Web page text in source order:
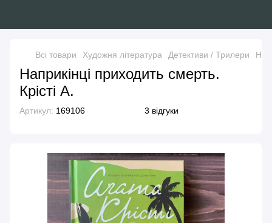
Всі товари Художня література Детективи / Трилери
Наприкінці приходить смерть.
Крісті А.
Артикул: 169106 3 відгуки